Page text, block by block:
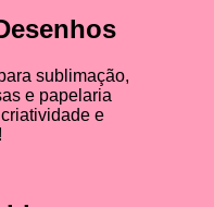
sublimação,
e papelaria
e